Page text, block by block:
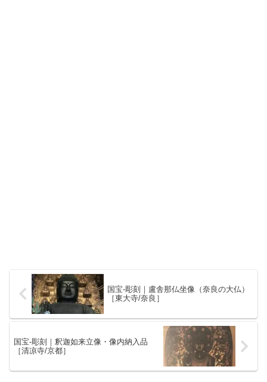
国宝-彫刻｜盧舎那仏坐像（奈良の大仏）
［東大寺/奈良］
国宝-彫刻｜釈迦如来立像・像内納入品
［清凉寺/京都］